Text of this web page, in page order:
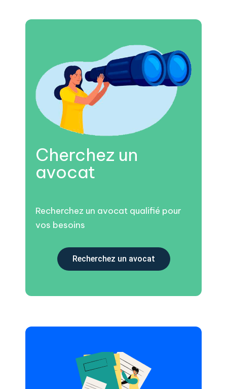
Cherchez un
avocat
Recherchez un avocat qualifié pour
vos besoins
Recherchez un avocat